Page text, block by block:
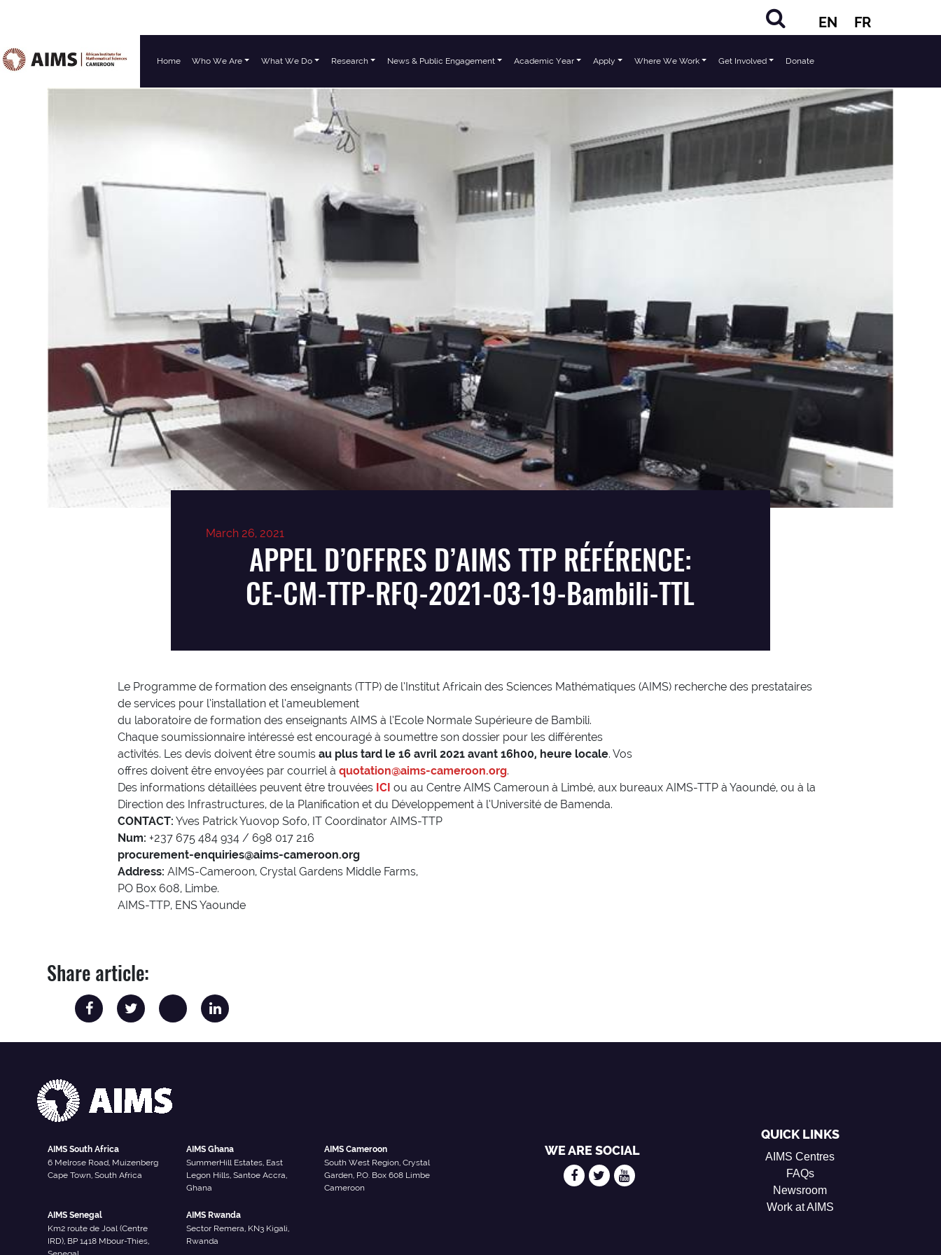
EN FR
Main Navigation Home Who We Are What We Do Research News & Public Engagement Academic Year Apply Where We Work Get Involved Donate
March 26, 2021
APPEL D’OFFRES D’AIMS TTP RÉFÉRENCE:
CE-CM-TTP-RFQ-2021-03-19-Bambili-TTL
Le Programme de formation des enseignants (TTP) de l’Institut Africain des Sciences Mathématiques (AIMS) recherche des prestataires
de services pour l’installation et l’ameublement
du laboratoire de formation des enseignants AIMS à l’Ecole Normale Supérieure de Bambili.
Chaque soumissionnaire intéressé est encouragé à soumettre son dossier pour les différentes
activités. Les devis doivent être soumis au plus tard le 16 avril 2021 avant 16h00, heure locale. Vos
offres doivent être envoyées par courriel à quotation@aims-cameroon.org.
Des informations détaillées peuvent être trouvées ICI ou au Centre AIMS Cameroun à Limbé, aux bureaux AIMS-TTP à Yaoundé, ou à la
Direction des Infrastructures, de la Planification et du Développement à l’Université de Bamenda.
CONTACT: Yves Patrick Yuovop Sofo, IT Coordinator AIMS-TTP
Num: +237 675 484 934 / 698 017 216
procurement-enquiries@aims-cameroon.org
Address: AIMS-Cameroon, Crystal Gardens Middle Farms,
PO Box 608, Limbe.
AIMS-TTP, ENS Yaounde
Share article:
AIMS South Africa
6 Melrose Road, Muizenberg
Cape Town, South Africa
AIMS Ghana
SummerHill Estates, East
Legon Hills, Santoe Accra,
Ghana
AIMS Cameroon
South West Region, Crystal
Garden, P.O. Box 608 Limbe
Cameroon
AIMS Senegal
Km2 route de Joal (Centre
IRD), BP 1418 Mbour-Thies,
AIMS Rwanda
Sector Remera, KN3 Kigali,
Rwanda
WE ARE SOCIAL
QUICK LINKS
AIMS Centres
FAQs
Newsroom
Work at AIMS